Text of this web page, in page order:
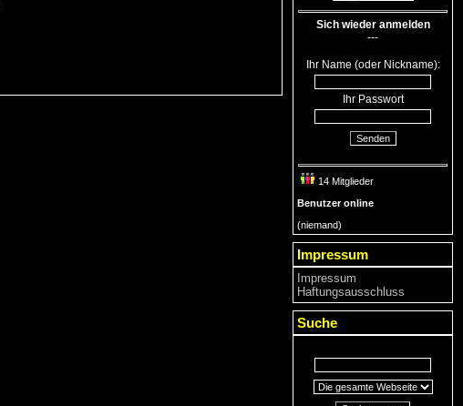
Sich wieder anmelden
---
Ihr Name (oder Nickname):
Ihr Passwort
Senden
14 Mitglieder
Benutzer online
(niemand)
Impressum
Impressum
Haftungsausschluss
Suche